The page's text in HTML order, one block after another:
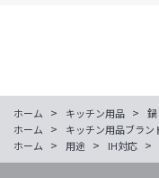
ホーム > キッチン用品 > 鍋
ホーム
> キッチン用品ブラン
ホーム
> 用途 > IH対応 >